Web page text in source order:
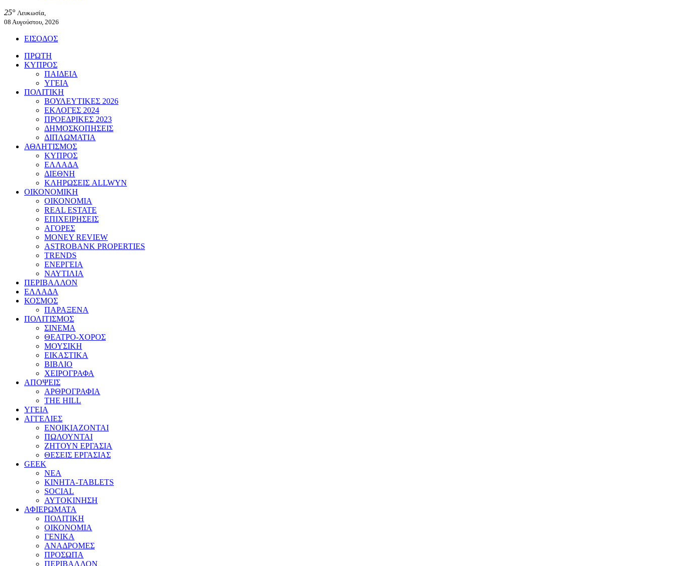
25° Λευκωσία,
08 Αυγούστου, 2026
ΕΙΣΟΔΟΣ
ΠΡΩΤΗ
ΚΥΠΡΟΣ
ΠΑΙΔΕΙΑ
ΥΓΕΙΑ
ΠΟΛΙΤΙΚΗ
ΒΟΥΛΕΥΤΙΚΕΣ 2026
ΕΚΛΟΓΕΣ 2024
ΠΡΟΕΔΡΙΚΕΣ 2023
ΔΗΜΟΣΚΟΠΗΣΕΙΣ
ΔΙΠΛΩΜΑΤΙΑ
ΑΘΛΗΤΙΣΜΟΣ
ΚΥΠΡΟΣ
ΕΛΛΑΔΑ
ΔΙΕΘΝΗ
ΚΛΗΡΩΣΕΙΣ ALLWYN
ΟΙΚΟΝΟΜΙΚΗ
ΟΙΚΟΝΟΜΙΑ
REAL ESTATE
ΕΠΙΧΕΙΡΗΣΕΙΣ
ΑΓΟΡΕΣ
MONEY REVIEW
ASTROBANK PROPERTIES
TRENDS
ΕΝΕΡΓΕΙΑ
ΝΑΥΤΙΛΙΑ
ΠΕΡΙΒΑΛΛΟΝ
ΕΛΛΑΔΑ
ΚΟΣΜΟΣ
ΠΑΡΑΞΕΝΑ
ΠΟΛΙΤΙΣΜΟΣ
ΣΙΝΕΜΑ
ΘΕΑΤΡΟ-ΧΟΡΟΣ
ΜΟΥΣΙΚΗ
ΕΙΚΑΣΤΙΚΑ
ΒΙΒΛΙΟ
ΧΕΙΡΟΓΡΑΦΑ
ΑΠΟΨΕΙΣ
ΑΡΘΡΟΓΡΑΦΙΑ
THE HILL
ΥΓΕΙΑ
ΑΓΓΕΛΙΕΣ
ΕΝΟΙΚΙΑΖΟΝΤΑΙ
ΠΩΛΟΥΝΤΑΙ
ΖΗΤΟΥΝ ΕΡΓΑΣΙΑ
ΘΕΣΕΙΣ ΕΡΓΑΣΙΑΣ
GEEK
ΝΕΑ
ΚΙΝΗΤΑ-TABLETS
SOCIAL
ΑΥΤΟΚΙΝΗΣΗ
ΑΦΙΕΡΩΜΑΤΑ
ΠΟΛΙΤΙΚΗ
ΟΙΚΟΝΟΜΙΑ
ΓΕΝΙΚΑ
ΑΝΑΔΡΟΜΕΣ
ΠΡΟΣΩΠΑ
ΠΕΡΙΒΑΛΛΟΝ